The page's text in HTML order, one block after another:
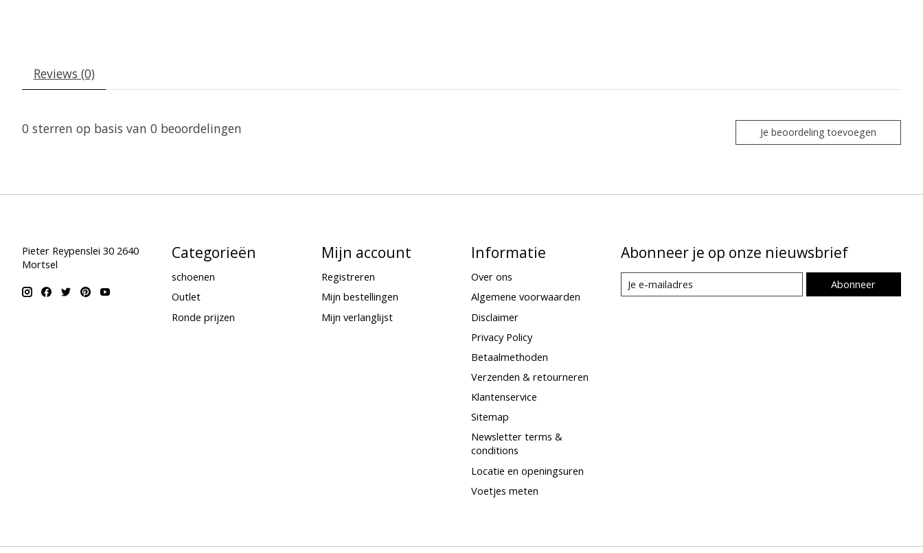
Reviews (0)
0 sterren op basis van 0 beoordelingen Je beoordeling toevoegen
Pieter Reypenslei 30 2640
Mortsel
Categorieën
schoenen
Outlet
Ronde prijzen
Mijn account
Registreren
Mijn bestellingen
Mijn verlanglijst
Informatie
Over ons
Algemene voorwaarden
Disclaimer
Privacy Policy
Betaalmethoden
Verzenden & retourneren
Klantenservice
Sitemap
Newsletter terms &
conditions
Locatie en openingsuren
Voetjes meten
Abonneer je op onze nieuwsbrief
Abonneer